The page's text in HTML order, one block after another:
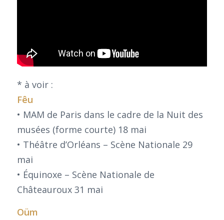
* à voir :
Fêu
• MAM de Paris dans le cadre de la Nuit des
musées (forme courte) 18 mai
• Théâtre d’Orléans – Scène Nationale 29
mai
• Équinoxe – Scène Nationale de
Châteauroux 31 mai
Oüm